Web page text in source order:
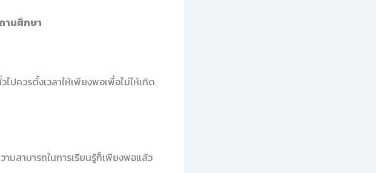
านศึกษา
ปควรตั้งเวลาให้เพียงพอเพื่อไม่ให้เกิด
มสามารถในการเรียนรู้ก็เพียงพอแล้ว